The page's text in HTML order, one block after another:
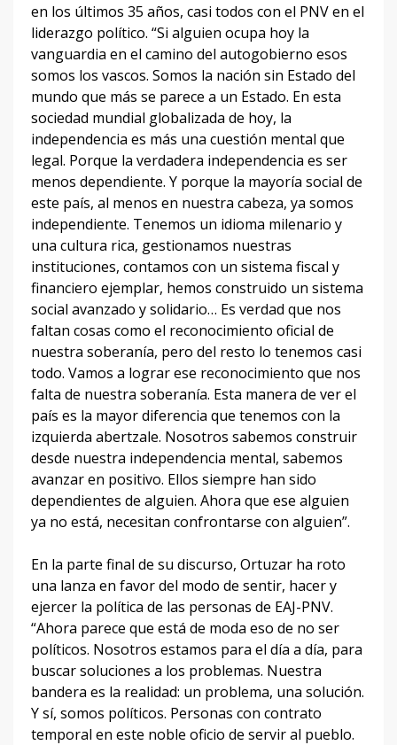
en los últimos 35 años, casi todos con el PNV en el
liderazgo político. “Si alguien ocupa hoy la
vanguardia en el camino del autogobierno esos
somos los vascos. Somos la nación sin Estado del
mundo que más se parece a un Estado. En esta
sociedad mundial globalizada de hoy, la
independencia es más una cuestión mental que
legal. Porque la verdadera independencia es ser
menos dependiente. Y porque la mayoría social de
este país, al menos en nuestra cabeza, ya somos
independiente. Tenemos un idioma milenario y
una cultura rica, gestionamos nuestras
instituciones, contamos con un sistema fiscal y
financiero ejemplar, hemos construido un sistema
social avanzado y solidario… Es verdad que nos
faltan cosas como el reconocimiento oficial de
nuestra soberanía, pero del resto lo tenemos casi
todo. Vamos a lograr ese reconocimiento que nos
falta de nuestra soberanía. Esta manera de ver el
país es la mayor diferencia que tenemos con la
izquierda abertzale. Nosotros sabemos construir
desde nuestra independencia mental, sabemos
avanzar en positivo. Ellos siempre han sido
dependientes de alguien. Ahora que ese alguien
ya no está, necesitan confrontarse con alguien”.
En la parte final de su discurso, Ortuzar ha roto
una lanza en favor del modo de sentir, hacer y
ejercer la política de las personas de EAJ-PNV.
“Ahora parece que está de moda eso de no ser
políticos. Nosotros estamos para el día a día, para
buscar soluciones a los problemas. Nuestra
bandera es la realidad: un problema, una solución.
Y sí, somos políticos. Personas con contrato
temporal en este noble oficio de servir al pueblo.